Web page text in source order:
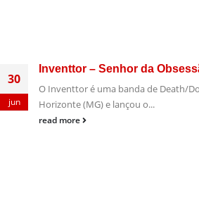
30
jun
Inventtor – Senhor da
O Inventtor é uma banda de Death/
Horizonte (MG) e lançou o...
read more